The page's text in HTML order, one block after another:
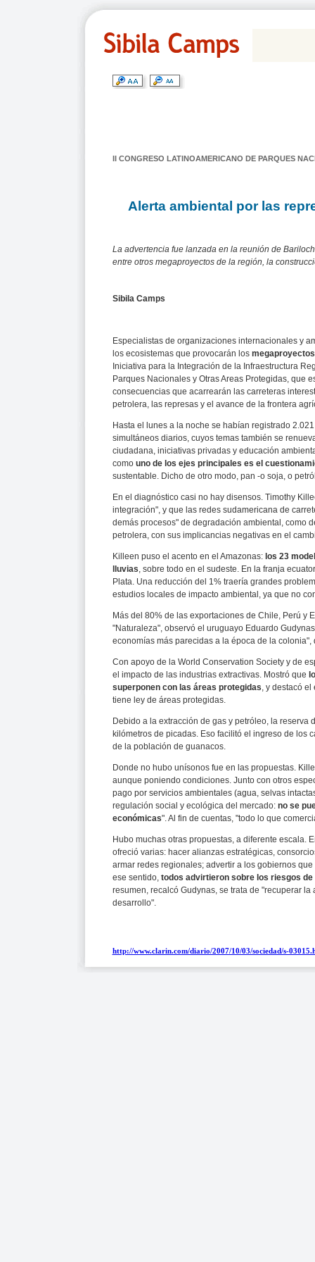
II CONGRESO LATINOAMERICANO DE PARQUES
Alerta ambiental por las
La advertencia fue lanzada en la reunión de
entre otros megaproyectos de la región, la
Sibila Camps
Especialistas de organizaciones internacionales y
los ecosistemas que provocarán los
Iniciativa para la Integración de la Infraestructura
Parques Nacionales y Otras Areas Protegidas, que
consecuencias que acarrearán las carreteras
petrolera, las represas y el avance de la frontera
Hasta el lunes a la noche se habían registrado
simultáneos diarios, cuyos temas también se
ciudadana, iniciativas privadas y educación
como uno de los ejes principales es el
sustentable. Dicho de otro modo, pan -o soja, o
En el diagnóstico casi no hay disensos. Timothy
integración", y que las redes sudamericana de
demás procesos" de degradación ambiental, como
petrolera, con sus implicancias negativas en el
Killeen puso el acento en el Amazonas: los 23
lluvias, sobre todo en el sudeste. En la franja
Plata. Una reducción del 1% traería grandes
estudios locales de impacto ambiental, ya que no
Más del 80% de las exportaciones de Chile, Perú y
"Naturaleza", observó el uruguayo Eduardo
economías más parecidas a la época de la colonia",
Con apoyo de la World Conservation Society y de
el impacto de las industrias extractivas. Mostró que
superponen con las áreas protegidas, y destacó
tiene ley de áreas protegidas.
Debido a la extracción de gas y petróleo, la
kilómetros de picadas. Eso facilitó el ingreso de los
de la población de guanacos.
Donde no hubo unísonos fue en las propuestas.
aunque poniendo condiciones. Junto con otros
pago por servicios ambientales (agua, selvas
regulación social y ecológica del mercado: no se
económicas". Al fin de cuentas, "todo lo que
Hubo muchas otras propuestas, a diferente escala.
ofreció varias: hacer alianzas estratégicas,
armar redes regionales; advertir a los gobiernos
ese sentido, todos advirtieron sobre los riesgos
resumen, recalcó Gudynas, se trata de "recuperar
desarrollo".
http://www.clarin.com/diario/2007/10/03/sociedad/s-